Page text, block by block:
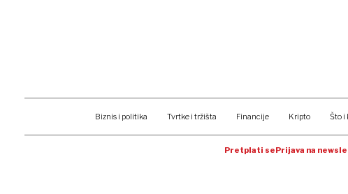
Biznis i politika Tvrtke i tržišta Financije Kripto Što i
Pretplati sePrijava na